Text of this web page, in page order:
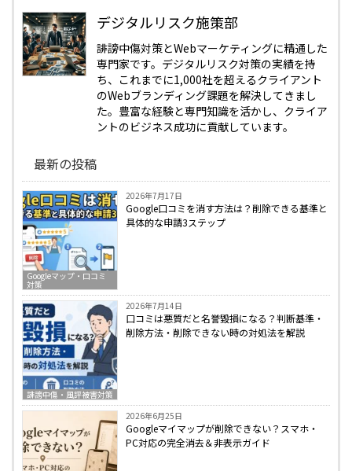
デジタルリスク施策部
誹謗中傷対策とWebマーケティングに精通した
専門家です。デジタルリスク対策の実績を持
ち、これまでに1,000社を超えるクライアント
のWebブランディング課題を解決してきまし
た。豊富な経験と専門知識を活かし、クライア
ントのビジネス成功に貢献しています。
最新の投稿
Googleマップ・口コミ
対策
2026年7月17日
Google口コミを消す方法は？削除できる基準と
具体的な申請3ステップ
誹謗中傷・風評被害対策
2026年7月14日
口コミは悪質だと名誉毀損になる？判断基準・
削除方法・削除できない時の対処法を解説
2026年6月25日
Googleマイマップが削除できない？スマホ・
PC対応の完全消去＆非表示ガイド